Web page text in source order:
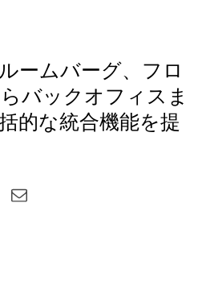
ームバーグ、フロ
バックオフィスま
的な統合機能を提